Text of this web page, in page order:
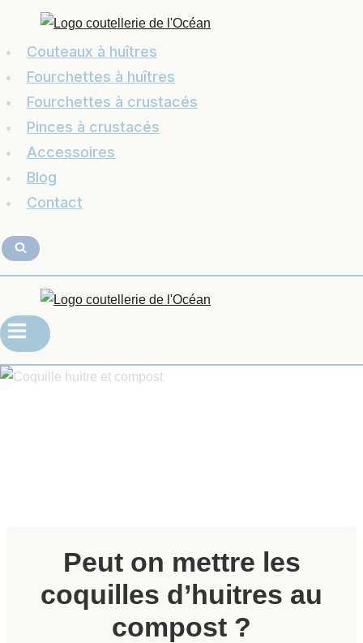
Couteaux à huîtres
Fourchettes à huîtres
Fourchettes à crustacés
Pinces à crustacés
Accessoires
Blog
Contact
Peut on mettre les
coquilles d’huitres au
compost ?